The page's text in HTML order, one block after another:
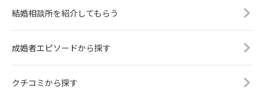
結婚相談所を紹介してもらう
成婚者エピソードから探す
クチコミから探す